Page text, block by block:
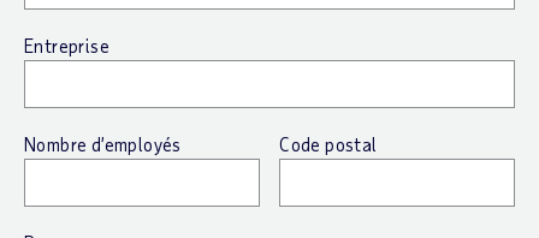
Entreprise
Nombre d’employés Code postal